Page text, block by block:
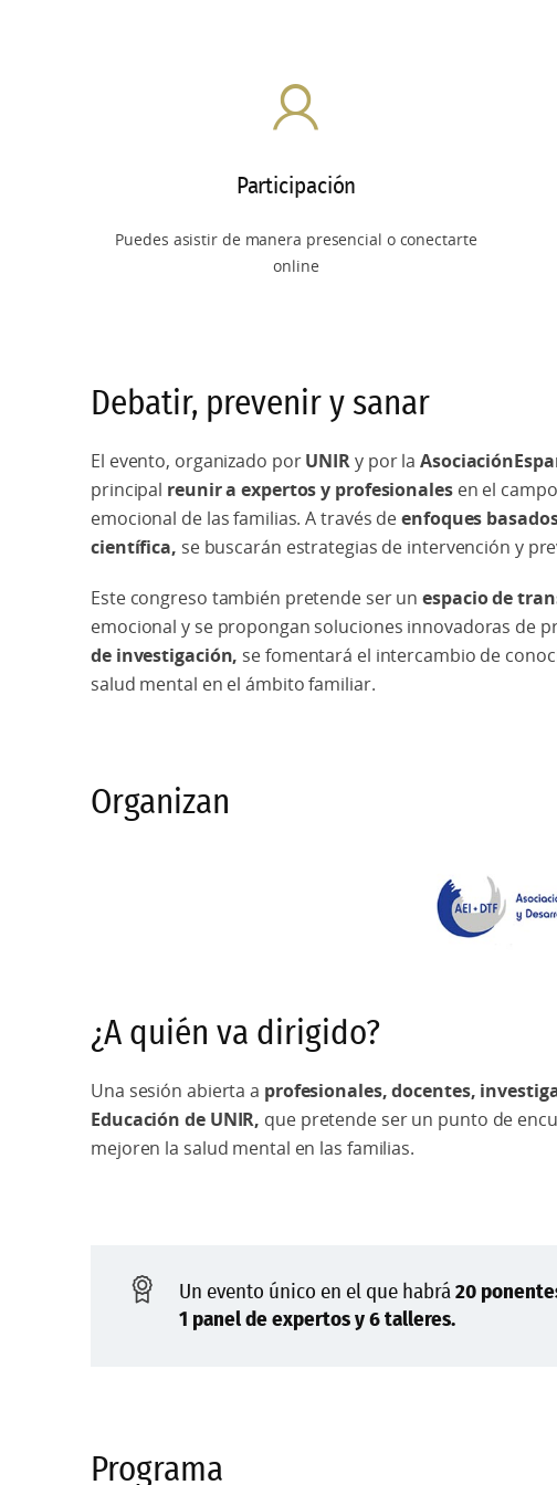
Participación
Puedes asistir de manera presencial o conectarte
online
Debatir, prevenir y sanar
El evento, organizado porUNIR y por la
principal reunir a expertos y profesionalesen el
emocional de las familias. A través deenfoques
científica, se buscarán estrategias de intervención y
Este congreso también pretende ser unespacio de
emocional y se propongan soluciones innovadoras de
de investigación, se fomentará el intercambio de
salud mental en el ámbito familiar.
Organizan
¿A quién va dirigido?
Una sesión abierta a profesionales, docentes,
Educación de UNIR, que pretende ser un punto de
mejoren la salud mental en las familias.
Un evento único en el que habrá 20
1 panel de expertos y 6 talleres.
Programa